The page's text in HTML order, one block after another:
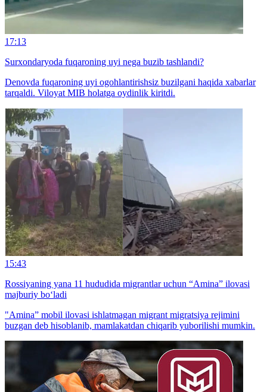
17:13
Surxondaryoda fuqaroning uyi nega buzib tashlandi?
Denovda fuqaroning uyi ogohlantirishsiz buzilgani haqida xabarlar
tarqaldi. Viloyat MIB holatga oydinlik kiritdi.
15:43
Rossiyaning yana 11 hududida migrantlar uchun “Amina” ilovasi
majburiy bo‘ladi
"Amina” mobil ilovasi ishlatmagan migrant migratsiya rejimini
buzgan deb hisoblanib, mamlakatdan chiqarib yuborilishi mumkin.